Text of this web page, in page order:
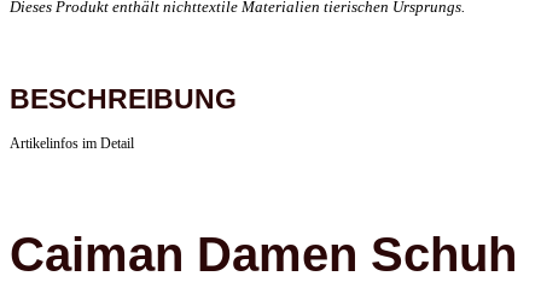
Dieses Produkt enthält nichttextile Materialien tierischen Ursprungs.
BESCHREIBUNG
Artikelinfos im Detail
Caiman Damen Schuh